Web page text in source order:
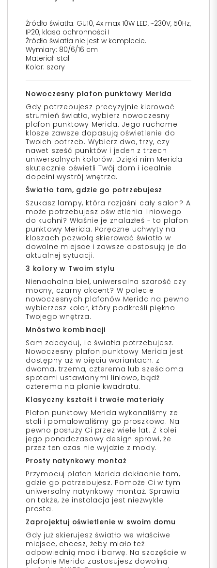
Źródło światła: GU10, 4x max 10W LED, ~230V, 50Hz,
IP20, klasa ochronności I
Źródło światła nie jest w komplecie.
Wymiary: 80/6/16 cm
Materiał: stal
Kolor: szary
Nowoczesny plafon punktowy Merida
Gdy potrzebujesz precyzyjnie kierować
strumień światła, wybierz nowoczesny
plafon punktowy Merida. Jego ruchome
klosze zawsze dopasują oświetlenie do
Twoich potrzeb. Wybierz dwa, trzy, czy
nawet sześć punktów i jeden z trzech
uniwersalnych kolorów. Dzięki nim Merida
skutecznie oświetli Twój dom i idealnie
dopełni wystrój wnętrza.
Światło tam, gdzie go potrzebujesz
Szukasz lampy, która rozjaśni cały salon? A
może potrzebujesz oświetlenia liniowego
do kuchni? Właśnie je znalazłeś - to plafon
punktowy Merida. Poręczne uchwyty na
kloszach pozwolą skierować światło w
dowolne miejsce i zawsze dostosują je do
aktualnej sytuacji.
3 kolory w Twoim stylu
Nienachalna biel, uniwersalna szarość czy
mocny, czarny akcent? W palecie
nowoczesnych plafonów Merida na pewno
wybierzesz kolor, który podkreśli piękno
Twojego wnętrza.
Mnóstwo kombinacji
Sam zdecyduj, ile światła potrzebujesz.
Nowoczesny plafon punktowy Merida jest
dostępny aż w pięciu wariantach: z
dwoma, trzema, czterema lub sześcioma
spotami ustawionymi liniowo, bądź
czterema na planie kwadratu.
Klasyczny kształt i trwałe materiały
Plafon punktowy Merida wykonaliśmy ze
stali i pomalowaliśmy go proszkowo. Na
pewno posłuży Ci przez wiele lat. Z kolei
jego ponadczasowy design sprawi, że
przez ten czas nie wyjdzie z mody.
Prosty natynkowy montaż
Przymocuj plafon Merida dokładnie tam,
gdzie go potrzebujesz. Pomoże Ci w tym
uniwersalny natynkowy montaż. Sprawia
on także, że instalacja jest niezwykle
prosta.
Zaprojektuj oświetlenie w swoim domu
Gdy już skierujesz światło we właściwe
miejsce, chcesz, żeby miało też
odpowiednią moc i barwę. Na szczęście w
plafonie Merida zastosujesz dowolną